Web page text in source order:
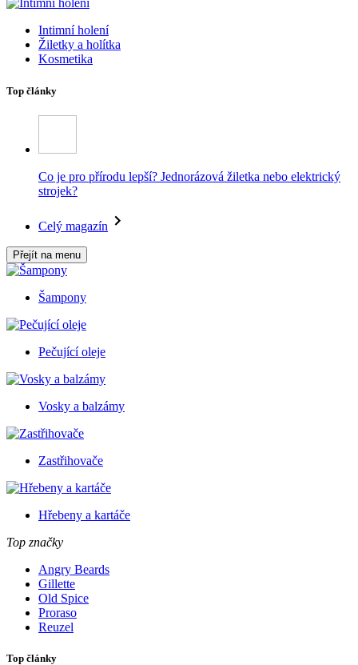
Intimní holení
Žiletky a holítka
Kosmetika
Top články
Co je pro přírodu lepší? Jednorázová žiletka nebo elektrický
strojek?
Celý magazín
Přejít na menu
Šampony
Pečující oleje
Vosky a balzámy
Zastřihovače
Hřebeny a kartáče
Top značky
Angry Beards
Gillette
Old Spice
Proraso
Reuzel
Top články